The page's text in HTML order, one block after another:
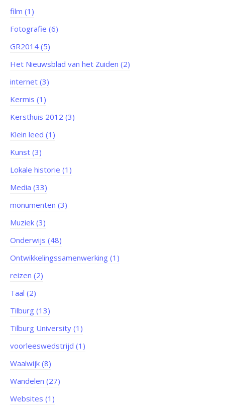
film (1)
Fotografie (6)
GR2014 (5)
Het Nieuwsblad van het Zuiden (2)
internet (3)
Kermis (1)
Kersthuis 2012 (3)
Klein leed (1)
Kunst (3)
Lokale historie (1)
Media (33)
monumenten (3)
Muziek (3)
Onderwijs (48)
Ontwikkelingssamenwerking (1)
reizen (2)
Taal (2)
Tilburg (13)
Tilburg University (1)
voorleeswedstrijd (1)
Waalwijk (8)
Wandelen (27)
Websites (1)